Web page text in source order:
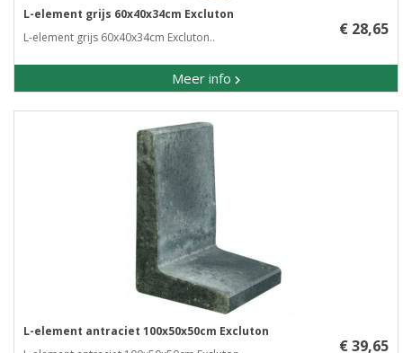
L-element grijs 60x40x34cm Excluton
L-element grijs 60x40x34cm Excluton..
Meer info
€ 28,65
L-element antraciet 100x50x50cm Excluton
€ 39,65